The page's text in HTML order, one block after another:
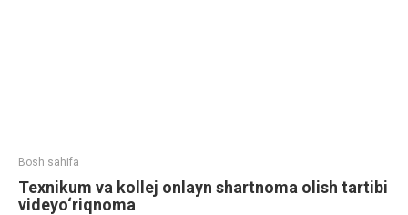
Bosh sahifa
Texnikum va kollej onlayn shartnoma olish tartibi
videyo‘riqnoma